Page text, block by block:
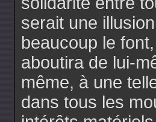
serait une
beaucoup le
aboutira de lui-
même, à une
dans tous les